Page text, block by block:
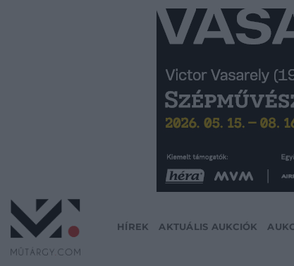
HÍREK AKTUÁLIS AUKCIÓK